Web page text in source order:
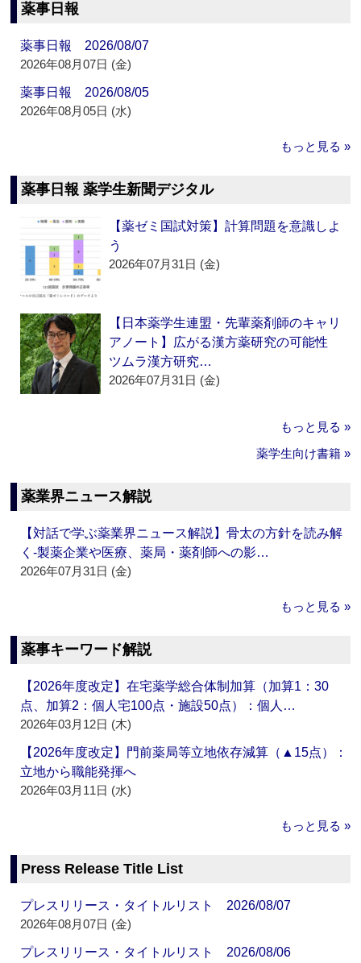
薬事日報
薬事日報 2026/08/07
2026年08月07日 (金)
薬事日報 2026/08/05
2026年08月05日 (水)
もっと見る »
薬事日報 薬学生新聞デジタル
【薬ゼミ国試対策】計算問題を意識しよ
う
2026年07月31日 (金)
【日本薬学生連盟・先輩薬剤師のキャリ
アノート】広がる漢方薬研究の可能性
ツムラ漢方研究…
2026年07月31日 (金)
もっと見る »
薬学生向け書籍 »
薬業界ニュース解説
【対話で学ぶ薬業界ニュース解説】骨太の方針を読み解
く‐製薬企業や医療、薬局・薬剤師への影…
2026年07月31日 (金)
もっと見る »
薬事キーワード解説
【2026年度改定】在宅薬学総合体制加算（加算1：30
点、加算2：個人宅100点・施設50点）：個人…
2026年03月12日 (木)
【2026年度改定】門前薬局等立地依存減算（▲15点）：
立地から職能発揮へ
2026年03月11日 (水)
もっと見る »
Press Release Title List
プレスリリース・タイトルリスト 2026/08/07
2026年08月07日 (金)
プレスリリース・タイトルリスト 2026/08/06